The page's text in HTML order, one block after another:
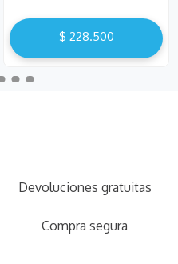
$ 228.500
Devoluciones gratuitas
Compra segura